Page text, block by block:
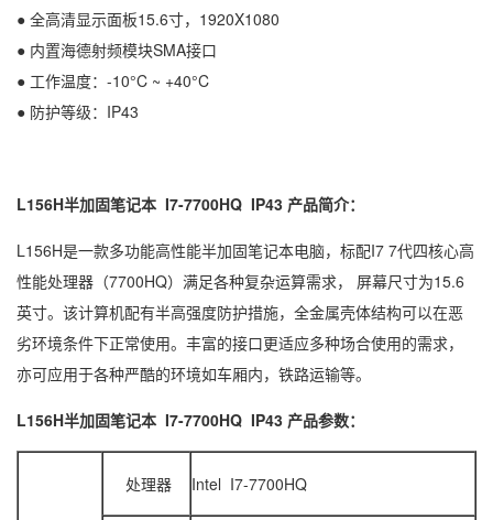
● 全高清显示面板15.6寸，1920X1080
● 内置海德射频模块SMA接口
● 工作温度：-10°C ~ +40°C
● 防护等级：IP43
L156H半加固笔记本 I7-7700HQ IP43 产品简介：
L156H是一款多功能高性能半加固笔记本电脑，标配I7 7代四核心高
性能处理器（7700HQ）满足各种复杂运算需求， 屏幕尺寸为15.6
英寸。该计算机配有半高强度防护措施，全金属壳体结构可以在恶
劣环境条件下正常使用。丰富的接口更适应多种场合使用的需求，
亦可应用于各种严酷的环境如车厢内，铁路运输等。
L156H半加固笔记本 I7-7700HQ IP43 产品参数：
处理器 Intel I7-7700HQ